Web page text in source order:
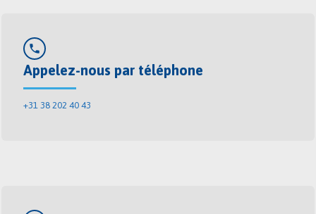
phone
Appelez-nous par téléphone
+31 38 202 40 43